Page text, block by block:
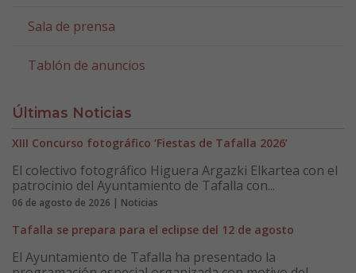
Sala de prensa
Tablón de anuncios
Últimas Noticias
XIII Concurso fotográfico ‘Fiestas de Tafalla 2026’
El colectivo fotográfico Higuera Argazki Elkartea con el
patrocinio del Ayuntamiento de Tafalla con...
06 de agosto de 2026 | Noticias
Tafalla se prepara para el eclipse del 12 de agosto
El Ayuntamiento de Tafalla ha presentado la